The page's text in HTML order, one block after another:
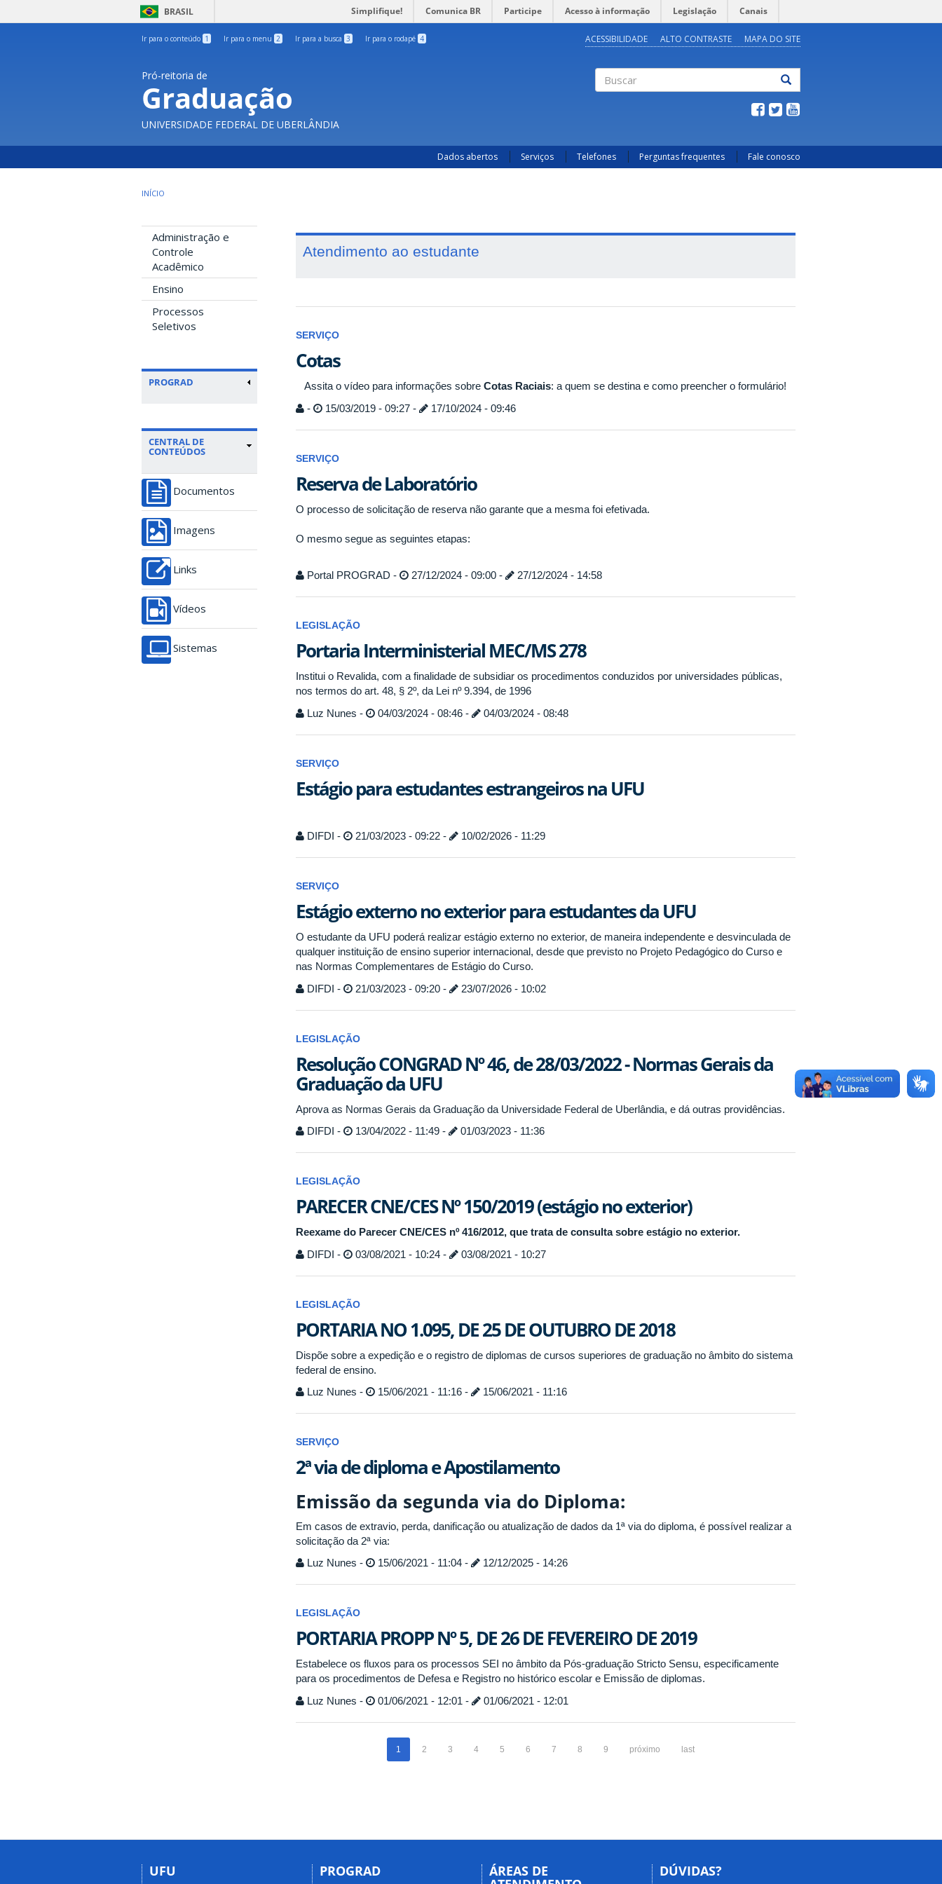
BRASIL Simplifique! Comunica BR Participe Acesso à informação Legislação Canais
Ir para o conteúdo 1 Ir para o menu 2 Ir para a busca 3 Ir para o rodapé 4 ACESSIBILIDADE ALTO CONTRASTE MAPA DO SITE
Pró-reitoria de
Graduação
UNIVERSIDADE FEDERAL DE UBERLÂNDIA
Dados abertos Serviços Telefones Perguntas frequentes Fale conosco
INÍCIO
Administração e
Controle
Acadêmico
Ensino
Processos
Seletivos
PROGRAD
CENTRAL DE
CONTEÚDOS
Documentos
Imagens
Links
Vídeos
Sistemas
Atendimento ao estudante
SERVIÇO
Cotas
Assita o vídeo para informações sobreCotas Raciais: a quem se destina e como preencher o formulário!
-
15/03/2019 - 09:27 - 17/10/2024 - 09:46
SERVIÇO
Reserva de Laboratório
O processo de solicitação de reserva não garante que a mesma foi efetivada.
O mesmo segue as seguintes etapas:
Portal PROGRAD - 27/12/2024 - 09:00 - 27/12/2024 - 14:58
LEGISLAÇÃO
Portaria Interministerial MEC/MS 278
Institui o Revalida, com a finalidade de subsidiar os procedimentos conduzidos por universidades públicas,
nos termos do art. 48, § 2º, da Lei nº 9.394, de 1996
Luz Nunes -
04/03/2024 - 08:46 - 04/03/2024 - 08:48
SERVIÇO
Estágio para estudantes estrangeiros na UFU
DIFDI - 21/03/2023 - 09:22 - 10/02/2026 - 11:29
SERVIÇO
Estágio externo no exterior para estudantes da UFU
O estudante da UFU poderá realizar estágio externo no exterior, de maneira independente e desvinculada de
qualquer instituição de ensino superior internacional, desde que previsto no Projeto Pedagógico do Curso e
nas Normas Complementares de Estágio do Curso.
DIFDI -
21/03/2023 - 09:20 - 23/07/2026 - 10:02
LEGISLAÇÃO
Resolução CONGRAD Nº 46, de 28/03/2022 - Normas Gerais da
Graduação da UFU
Aprova as Normas Gerais da Graduação da Universidade Federal de Uberlândia, e dá outras providências.
DIFDI -
13/04/2022 - 11:49 - 01/03/2023 - 11:36
LEGISLAÇÃO
PARECER CNE/CES Nº 150/2019 (estágio no exterior)
Reexame do Parecer CNE/CES nº 416/2012, que trata de consulta sobre estágio no exterior.
DIFDI -
03/08/2021 - 10:24 - 03/08/2021 - 10:27
LEGISLAÇÃO
PORTARIA NO 1.095, DE 25 DE OUTUBRO DE 2018
Dispõe sobre a expedição e o registro de diplomas de cursos superiores de graduação no âmbito do sistema
federal de ensino.
Luz Nunes -
15/06/2021 - 11:16 - 15/06/2021 - 11:16
SERVIÇO
2ª via de diploma e Apostilamento
Emissão da segunda via do Diploma:
Em casos de extravio, perda, danificação ou atualização de dados da 1ª via do diploma, é possível realizar a
solicitação da 2ª via:
Luz Nunes -
15/06/2021 - 11:04 - 12/12/2025 - 14:26
LEGISLAÇÃO
PORTARIA PROPP Nº 5, DE 26 DE FEVEREIRO DE 2019
Estabelece os fluxos para os processos SEI no âmbito da Pós-graduação Stricto Sensu, especificamente
para os procedimentos de Defesa e Registro no histórico escolar e Emissão de diplomas.
Luz Nunes -
01/06/2021 - 12:01 - 01/06/2021 - 12:01
1 2 3 4 5 6 7 8 9 próximo last
UFU PROGRAD ÁREAS DE DÚVIDAS?